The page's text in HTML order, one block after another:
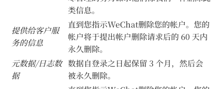
类信息。
提供给客户服
务的信息
直到您指示WeChat删除您的帐户。您的
帐户将于提出帐户删除请求后的 60 天内
永久删除。
元数据/日志数
据
数据自登录之日起保留 3 个月，然后会
被永久删除。